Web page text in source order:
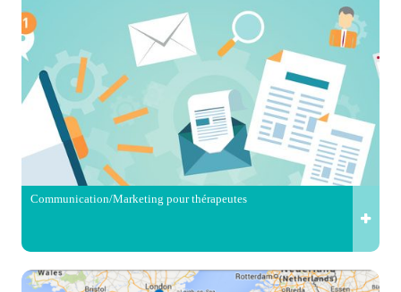
Communication/Marketing pour thérapeutes